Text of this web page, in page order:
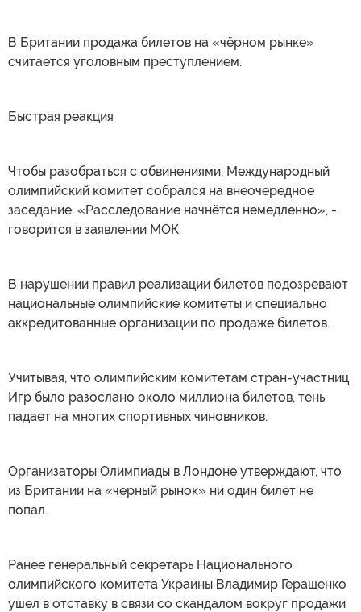
В Британии продажа билетов на «чёрном рынке»
считается уголовным преступлением.
Быстрая реакция
Чтобы разобраться с обвинениями, Международный
олимпийский комитет собрался на внеочередное
заседание. «Расследование начнётся немедленно», -
говорится в заявлении МОК.
В нарушении правил реализации билетов подозревают
национальные олимпийские комитеты и специально
аккредитованные организации по продаже билетов.
Учитывая, что олимпийским комитетам стран-участниц
Игр было разослано около миллиона билетов, тень
падает на многих спортивных чиновников.
Организаторы Олимпиады в Лондоне утверждают, что
из Британии на «черный рынок» ни один билет не
попал.
Ранее генеральный секретарь Национального
олимпийского комитета Украины Владимир Геращенко
ушел в отставку в связи со скандалом вокруг продажи